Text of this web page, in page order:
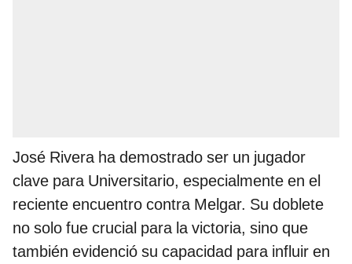
José Rivera ha demostrado ser un jugador
clave para Universitario, especialmente en el
reciente encuentro contra Melgar. Su doblete
no solo fue crucial para la victoria, sino que
también evidenció su capacidad para influir en